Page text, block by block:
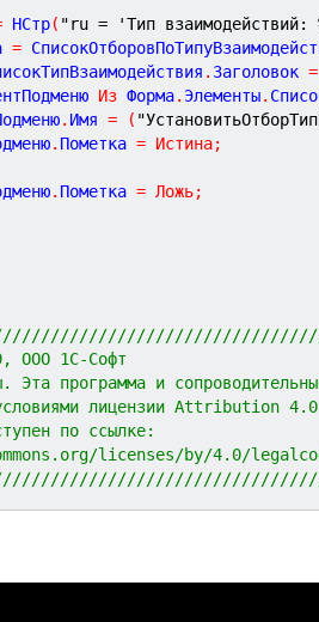
НСтр( "ru = 'Тип взаимодействий:
=
. Заголовок =
Из Форма. Элементы.
. Имя = (
. Пометка = Истина;
. Пометка = Ложь;
ООО 1С-Софт
программа и
лицензии Attribution
по ссылке:
licenses/by/4.0/